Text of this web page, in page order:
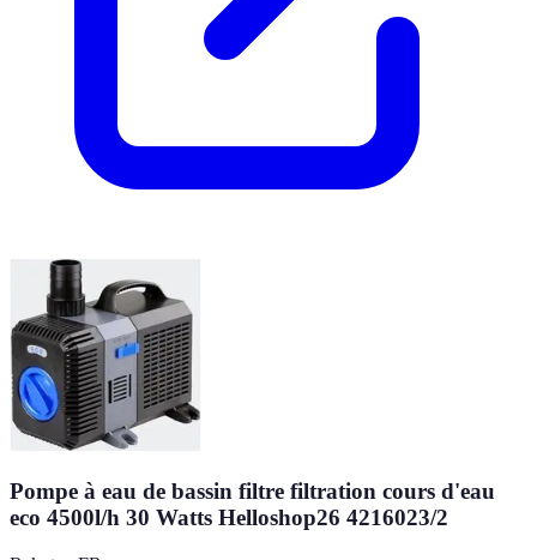
Pompe à eau de bassin filtre filtration cours d'eau
eco 4500l/h 30 Watts Helloshop26 4216023/2